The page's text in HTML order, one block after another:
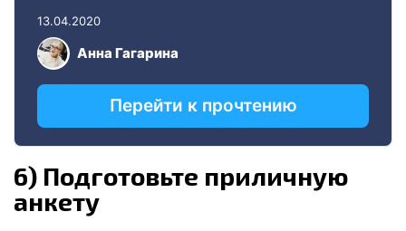
6) Подготовьте приличную
анкету